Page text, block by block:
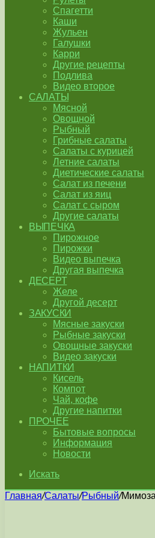
Спагетти
Каши
Жульен
Галушки
Карри
Другие рецепты
Подлива
Видео второе
САЛАТЫ
Мясной
Овощной
Рыбный
Грибные салаты
Салаты с курицей
Летние салаты
Диетические салаты
Салат из печени
Салат из яиц
Салат с сыром
Другие салаты
ВЫПЕЧКА
Пирожное
Пирожки
Видео выпечка
Другая выпечка
ДЕСЕРТ
Желе
Другой десерт
ЗАКУСКИ
Мясные закуски
Рыбные закуски
Овощные закуски
Видео закуски
НАПИТКИ
Кисель
Компот
Чай, кофе
Другие напитки
ПРОЧЕЕ
Бытовые вопросы
Информация
Новости
Искать
Главная/Салаты/Рыбный/